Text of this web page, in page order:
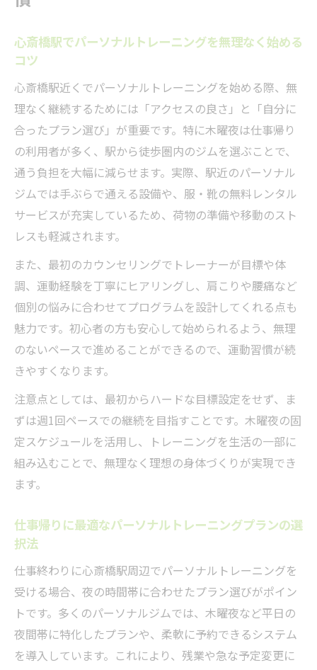
心斎橋駅でパーソナルトレーニングを無理なく始める
コツ
心斎橋駅近くでパーソナルトレーニングを始める際、無
理なく継続するためには「アクセスの良さ」と「自分に
合ったプラン選び」が重要です。特に木曜夜は仕事帰り
の利用者が多く、駅から徒歩圏内のジムを選ぶことで、
通う負担を大幅に減らせます。実際、駅近のパーソナル
ジムでは手ぶらで通える設備や、服・靴の無料レンタル
サービスが充実しているため、荷物の準備や移動のスト
レスも軽減されます。
また、最初のカウンセリングでトレーナーが目標や体
調、運動経験を丁寧にヒアリングし、肩こりや腰痛など
個別の悩みに合わせてプログラムを設計してくれる点も
魅力です。初心者の方も安心して始められるよう、無理
のないペースで進めることができるので、運動習慣が続
きやすくなります。
注意点としては、最初からハードな目標設定をせず、ま
ずは週1回ペースでの継続を目指すことです。木曜夜の固
定スケジュールを活用し、トレーニングを生活の一部に
組み込むことで、無理なく理想の身体づくりが実現でき
ます。
仕事帰りに最適なパーソナルトレーニングプランの選
択法
仕事終わりに心斎橋駅周辺でパーソナルトレーニングを
受ける場合、夜の時間帯に合わせたプラン選びがポイン
トです。多くのパーソナルジムでは、木曜夜など平日の
夜間帯に特化したプランや、柔軟に予約できるシステム
を導入しています。これにより、残業や急な予定変更に